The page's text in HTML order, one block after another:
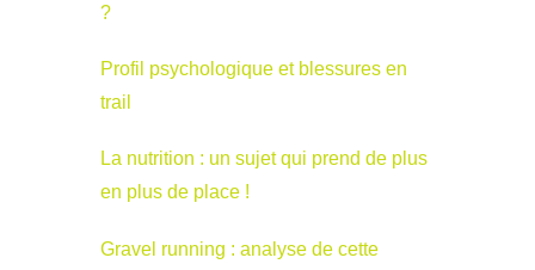
?
Profil psychologique et blessures en
trail
La nutrition : un sujet qui prend de plus
en plus de place !
Gravel running : analyse de cette